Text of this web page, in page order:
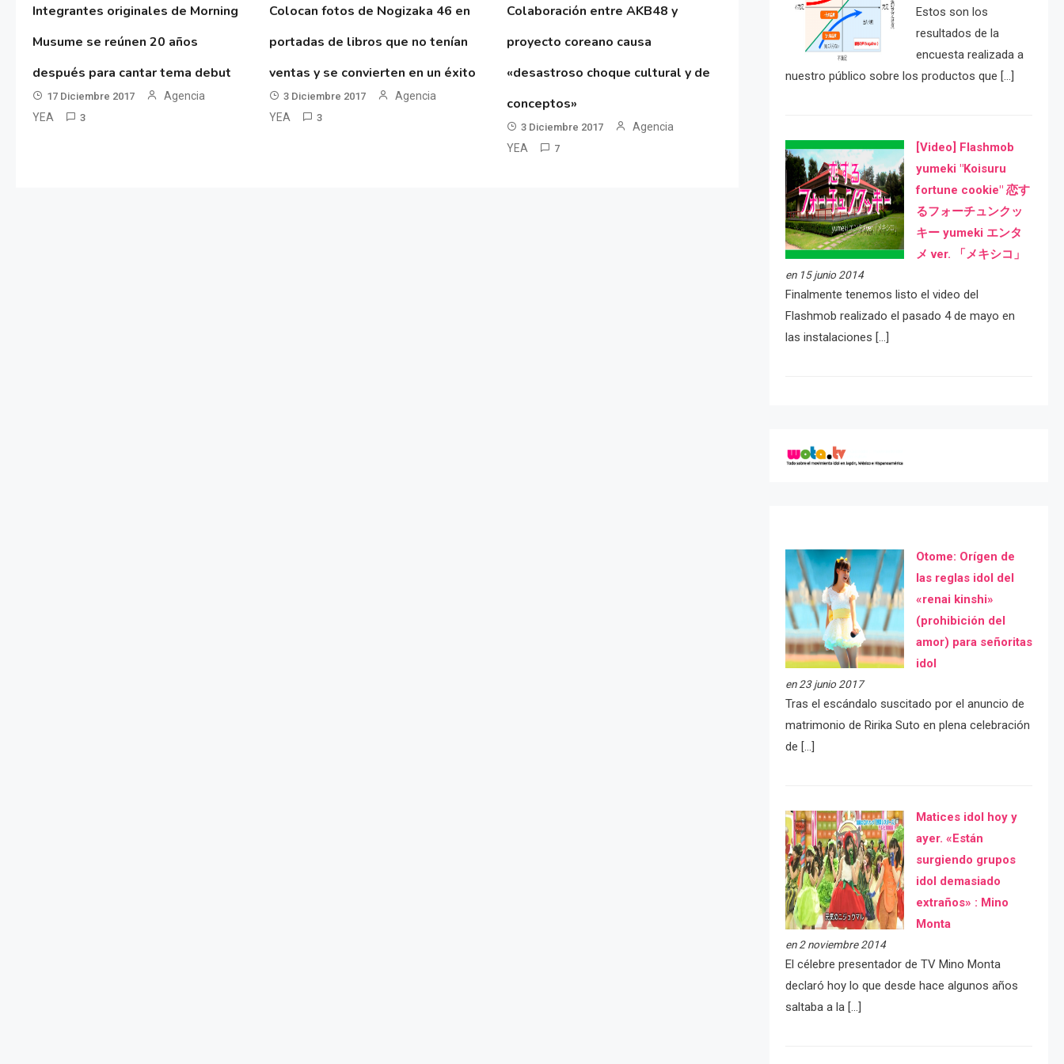
Integrantes originales de Morning
Musume se reúnen 20 años
después para cantar tema debut
17 Diciembre 2017
Agencia
YEA
3
Colocan fotos de Nogizaka 46 en
portadas de libros que no tenían
ventas y se convierten en un éxito
3 Diciembre 2017
Agencia
YEA
3
Colaboración entre AKB48 y
proyecto coreano causa
«desastroso choque cultural y de
conceptos»
3 Diciembre 2017
Agencia
YEA
7
Estos son los
resultados de la
encuesta realizada a
nuestro público sobre los productos que […]
[Video] Flashmob
yumeki "Koisuru
fortune cookie" 恋す
るフォーチュンクッ
キー yumeki エンタ
メ ver. 「メキシコ」
en 15 junio 2014
Finalmente tenemos listo el video del
Flashmob realizado el pasado 4 de mayo en
las instalaciones […]
Otome: Orígen de
las reglas idol del
«renai kinshi»
(prohibición del
amor) para señoritas
idol
en 23 junio 2017
Tras el escándalo suscitado por el anuncio de
matrimonio de Ririka Suto en plena celebración
de […]
Matices idol hoy y
ayer. «Están
surgiendo grupos
idol demasiado
extraños» : Mino
Monta
en 2 noviembre 2014
El célebre presentador de TV Mino Monta
declaró hoy lo que desde hace algunos años
saltaba a la […]